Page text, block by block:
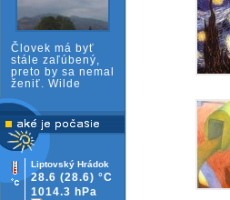
Človek má byť
stále zaľúbený,
preto by sa nemal
ženiť. Wilde
Liptovský Hrádok
28.6 (28.6) °C
1014.3 hPa